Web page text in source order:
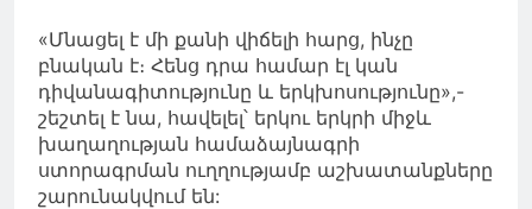
«Մնացել է մի քանի վիճելի հարց, ինչը
բնական է։ Հենց դրա համար էլ կան
դիվանագիտությունը և երկխոսությունը»,-
շեշտել է նա, հավելել՝ երկու երկրի միջև
խաղաղության համաձայնագրի
ստորագրման ուղղությամբ աշխատանքները
շարունակվում են: